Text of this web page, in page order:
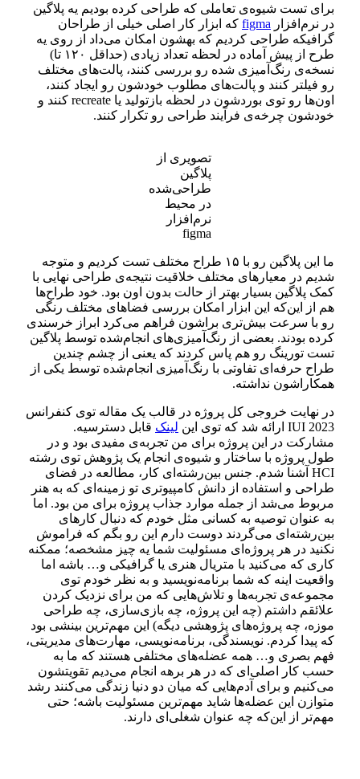
برای تست شیوه‌ی تعاملی که طراحی کرده بودیم یه پلاگین
در نرم‌افزار figmaکه ابزار کار اصلی خیلی از طراحان
گرافیکه طراحی کردیم که بهشون امکان می‌داد از روی یه
طرح از پیش آماده در لحظه تعداد زیادی (حداقل ۱۲۰ تا)
نسخه‌ی رنگ‌آمیزی شده رو بررسی کنند، پالت‌های مختلف
رو فیلتر کنند و پالت‌های مطلوب خودشون رو ایجاد کنند،
اون‌ها رو توی بوردشون در لحظه بازتولید یا recreate کنند و
خودشون چرخه‌ی فرآیند طراحی رو تکرار کنند.
تصویری از
پلاگین
طراحی‌شده
در محیط
نرم‌افزار
figma
ما این پلاگین رو با ۱۵ طراح مختلف تست کردیم و متوجه
شدیم در معیارهای مختلف خلاقیت نتیجه‌ی طراحی نهایی با
کمک پلاگین بسیار بهتر از حالت بدون اون بود. خود طراح‌ها
هم از این‌که این ابزار امکان بررسی فضاهای مختلف رنگی
رو با سرعت بیش‌تری براشون فراهم می‌کرد ابراز خرسندی
کرده بودند. بعضی از رنگ‌آمیزی‌های انجام‌شده توسط پلاگین
تست تورینگ رو هم پاس کردند که یعنی از چشم چندین
طراح حرفه‌ای تفاوتی با رنگ‌آمیزی انجام‌شده توسط یکی از
همکاراشون نداشته.
در نهایت خروجی کل پروژه در قالب یک مقاله توی کنفرانس
IUI 2023 ارائه شد که توی این
لینک قابل دسترسیه.
مشارکت در این پروژه برای من تجربه‌ی مفیدی بود و در
طول پروژه با ساختار و شیوه‌ی انجام یک پژوهش توی رشته
HCI آشنا شدم. جنس بین‌رشته‌ای کار، مطالعه در فضای
طراحی و استفاده از دانش کامپیوتری تو زمینه‌ای که به هنر
مربوط می‌شد از جمله موارد جذاب پروژه برای من بود. اما
به عنوان توصیه به کسانی مثل خودم که دنبال کارهای
بین‌رشته‌ای می‌گردند دوست دارم این رو بگم که فراموش
نکنید در هر پروژه‌ای مسئولیت شما یه چیز مشخصه؛ ممکنه
کاری که می‌کنید با متریال هنری یا گرافیکی و… باشه اما
واقعیت اینه که شما برنامه‌نویسید و به نظر خودم توی
مجموعه‌ی تجربه‌ها و تلاش‌هایی که من برای نزدیک کردن
علائقم داشتم (چه این پروژه، چه بازی‌سازی، چه طراحی
موزه، چه پروژه‌های پژوهشی دیگه) این مهم‌ترین بینشی بود
که پیدا کردم. نویسندگی، برنامه‌نویسی، مهارت‌های مدیریتی،
فهم بصری و… همه عضله‌های مختلفی هستند که ما به
حسب کار اصلی‌ای که در هر برهه انجام می‌دیم تقویتشون
می‌کنیم و برای آدم‌هایی که میان دو دنیا زندگی می‌کنند رشد
متوازن این عضله‌ها شاید مهم‌ترین مسئولیت باشه؛ حتی
مهم‌تر از این‌که چه عنوان شغلی‌ای دارند.